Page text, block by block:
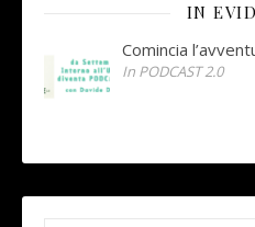
IN
Comincia
In PODCAST 2.0